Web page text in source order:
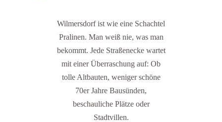
Wilmersdorf ist wie eine Schachtel
Pralinen. Man weiß nie, was man
bekommt. Jede Straßenecke wartet
mit einer Überraschung auf: Ob
tolle Altbauten, weniger schöne
70er Jahre Bausünden,
beschauliche Plätze oder
Stadtvillen.